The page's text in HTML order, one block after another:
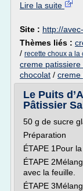
Lire la suite
Site : http://
Thèmes liés :
/ recette choux a la
creme patissiere
chocolat / creme
Le Puits
Pâtissier
50 g de sucre
Préparation
ÉTAPE 1Pour
ÉTAPE
avec la feuille.
ÉTAPE